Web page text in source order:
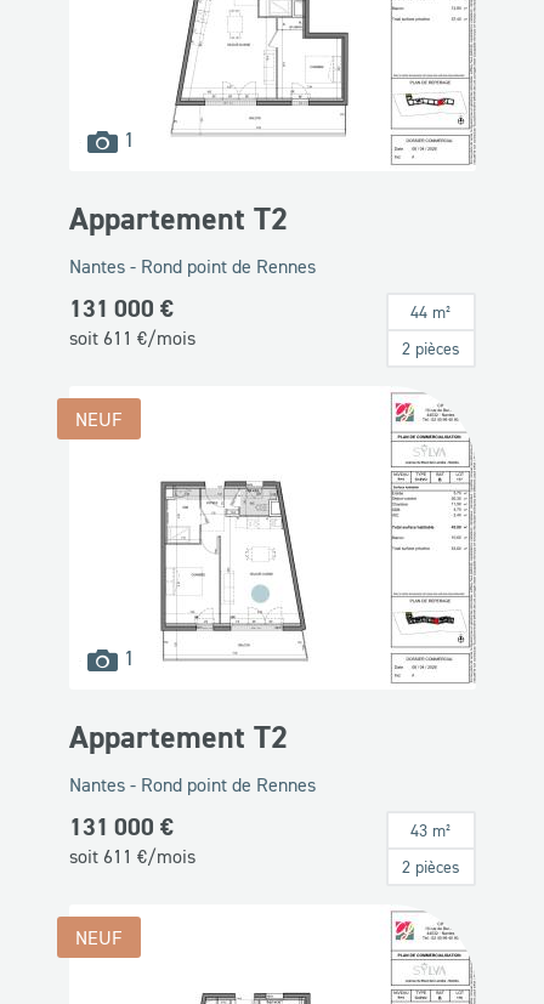
1 images
Appartement T2
Nantes - Rond point de Rennes
131 000 €
soit 611 €/mois
44 m²
2 pièces
1 images
NEUF
Appartement T2
Nantes - Rond point de Rennes
131 000 €
soit 611 €/mois
43 m²
2 pièces
NEUF